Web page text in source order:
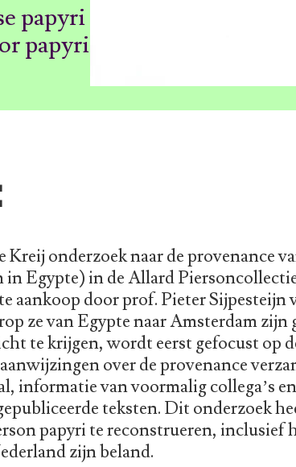
papyri
papyri
onderzoek naar de provenance
Egypte) in de Allard
aankoop door prof. Pieter Sijpesteijn
ze van Egypte naar Amsterdam zijn
te krijgen, wordt eerst gefocust op
over de provenance
informatie van voormalig collega’s
teksten. Dit onderzoek
papyri te reconstrueren, inclusief
zijn beland.